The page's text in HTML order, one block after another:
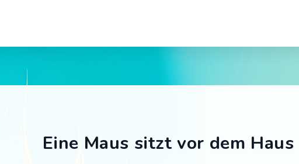
Haus – Tischspruch für
Eine Maus sitzt vor dem Haus